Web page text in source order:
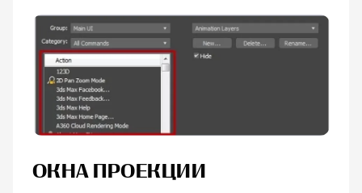
ОКНА ПРОЕКЦИИ